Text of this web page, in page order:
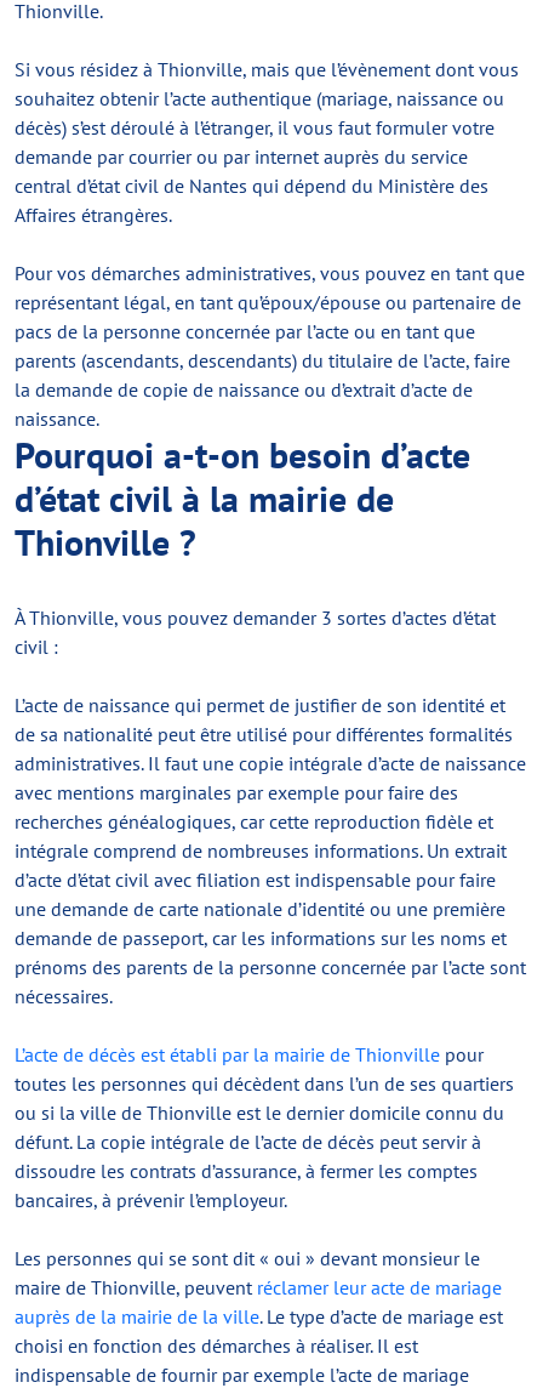
Thionville.
Si vous résidez à Thionville, mais que l’évènement dont vous
souhaitez obtenir l’acte authentique (mariage, naissance ou
décès) s’est déroulé à l’étranger, il vous faut formuler votre
demande par courrier ou par internet auprès du service
central d’état civil de Nantes qui dépend du Ministère des
Affaires étrangères.
Pour vos démarches administratives, vous pouvez en tant que
représentant légal, en tant qu’époux/épouse ou partenaire de
pacs de la personne concernée par l’acte ou en tant que
parents (ascendants, descendants) du titulaire de l’acte, faire
la demande de copie de naissance ou d’extrait d’acte de
naissance.
Pourquoi a-t-on besoin d’acte
d’état civil à la mairie de
Thionville ?
À Thionville, vous pouvez demander 3 sortes d’actes d’état
civil :
L’acte de naissance qui permet de justifier de son identité et
de sa nationalité peut être utilisé pour différentes formalités
administratives. Il faut une copie intégrale d’acte de naissance
avec mentions marginales par exemple pour faire des
recherches généalogiques, car cette reproduction fidèle et
intégrale comprend de nombreuses informations. Un extrait
d’acte d’état civil avec filiation est indispensable pour faire
une demande de carte nationale d’identité ou une première
demande de passeport, car les informations sur les noms et
prénoms des parents de la personne concernée par l’acte sont
nécessaires.
L’acte de décès est établi par la mairie de Thionville pour
toutes les personnes qui décèdent dans l’un de ses quartiers
ou si la ville de Thionville est le dernier domicile connu du
défunt. La copie intégrale de l’acte de décès peut servir à
dissoudre les contrats d’assurance, à fermer les comptes
bancaires, à prévenir l’employeur.
Les personnes qui se sont dit « oui » devant monsieur le
maire de Thionville, peuvent réclamer leur acte de mariage
auprès de la mairie de la ville. Le type d’acte de mariage est
choisi en fonction des démarches à réaliser. Il est
indispensable de fournir par exemple l’acte de mariage